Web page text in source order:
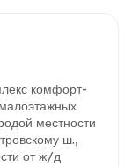
комфорт-
местности
ш.,
от ж/д